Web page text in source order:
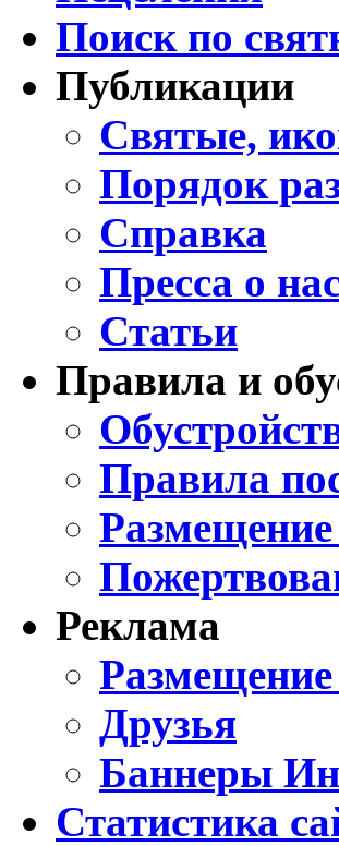
Поиск по
Публикации
Святые,
Порядок
Справка
Пресса о
Статьи
Правила и
Правила
Реклама
Друзья
Баннеры
Статистика